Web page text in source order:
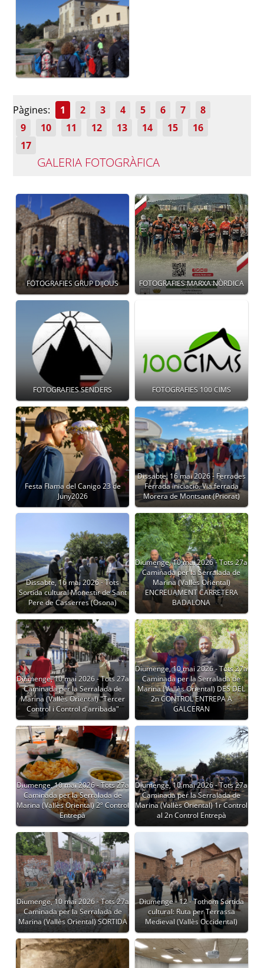
Pàgines: 1 2 3 4 5 6 7
8
9
10 11 12 13 14 15
16
17
GALERIA FOTOGRÀFICA
FOTOGRAFIES GRUP DIJOUS FOTOGRAFIES MARXA NÒRDICA
FOTOGRAFIES SENDERS FOTOGRAFIES 100 CIMS
Festa Flama del Canigo 23 de
Juny2026
Dissabte, 16 mai 2026 - Ferrades
Ferrada iniciació. Via ferrada
Morera de Montsant (Priorat)
Dissabte, 16 mai 2026 - Tots
Sortida cultural Monestir de Sant
Pere de Casserres (Osona)
Diumenge, 10 mai 2026 - Tots 27a
Caminada per la Serralada de
Marina (Vallès Oriental)
ENCREUAMENT CARRETERA
BADALONA
Diumenge, 10 mai 2026 - Tots 27a
Caminada per la Serralada de
Marina (Vallès Oriental) "Tercer
Control i Control d'arribada"
Diumenge, 10 mai 2026 - Tots 27a
Caminada per la Serralada de
Marina (Vallès Oriental) DES DEL
2n CONTROL ENTREPA A
GALCERAN
Diumenge, 10 mai 2026 - Tots 27a
Caminada per la Serralada de
Marina (Vallès Oriental) 2º Control
Entrepà
Diumenge, 10 mai 2026 - Tots 27a
Caminada per la Serralada de
Marina (Vallès Oriental) 1r Control
al 2n Control Entrepà
Diumenge, 10 mai 2026 - Tots 27a
Caminada per la Serralada de
Marina (Vallès Oriental) SORTIDA
Diumenge - 12 - Tothom Sortida
cultural: Ruta per Terrassa
Medieval (Vallès Occidental)